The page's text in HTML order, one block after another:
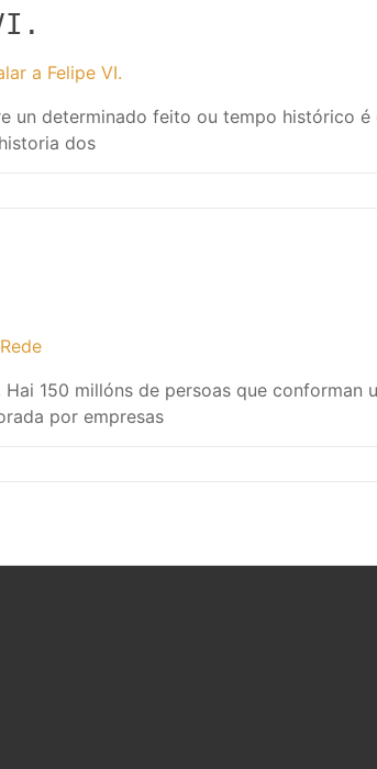
un determinado feito ou tempo histórico
dos
150 millóns de persoas que conforman
por empresas